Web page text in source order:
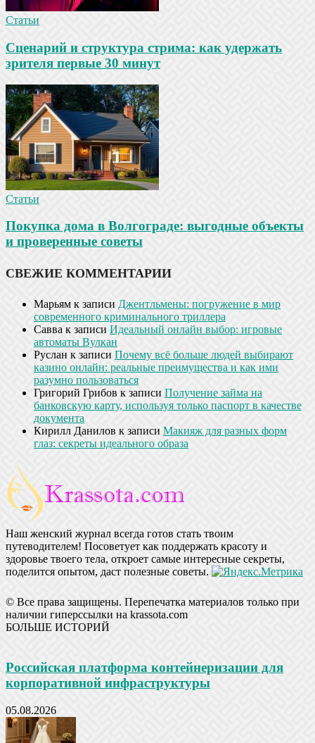
Статьи
Сценарий и структура стрима: как удержать
зрителя первые 30 минут
Статьи
Покупка дома в Волгограде: выгодные объекты
и проверенные советы
СВЕЖИЕ КОММЕНТАРИИ
Марьям к записи Джентльмены: погружение в мир
современного криминального триллера
Савва к записи Идеальный онлайн выбор: игровые
автоматы Вулкан
Руслан к записи Почему всё больше людей выбирают
казино онлайн: реальные преимущества и как ими
разумно пользоваться
Григорий Грибов к записи Получение займа на
банковскую карту, используя только паспорт в качестве
документа
Кирилл Данилов к записи Макияж для разных форм
глаз: секреты идеального образа
Наш женский журнал всегда готов стать твоим
путеводителем! Посоветует как поддержать красоту и
здоровье твоего тела, откроет самые интересные секреты,
поделится опытом, даст полезные советы.
© Все права защищены. Перепечатка материалов только при
наличии гиперссылки на krassota.com
БОЛЬШЕ ИСТОРИЙ
Российская платформа контейнеризации для
корпоративной инфраструктуры
05.08.2026